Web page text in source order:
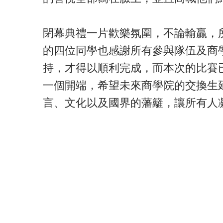
閉幕典禮一片歡樂氛圍，不論輸贏
的四位同學也感謝所有參與隊伍及
持，才得以順利完成，而本次的比
一個開端，希望未來商學院的交換
言、文化以及國界的藩籬，讓所有人